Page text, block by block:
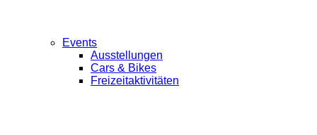
Events
Ausstellungen
Cars & Bikes
Freizeitaktivitäten